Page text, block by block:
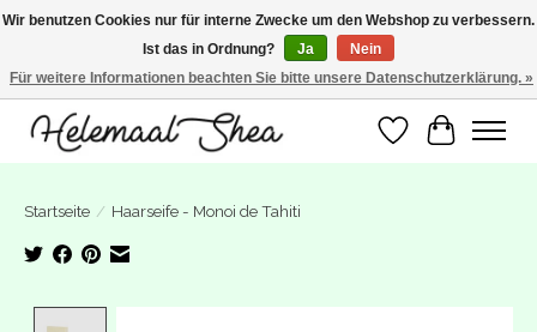
SUMMER BREAK! Wij zijn gesloten van 27 juli t/m 16 augustus. Bestellen is nog
wel mogelijk. Alle bestellingen worden vanaf 17 augustus in behandeling
genomen.
Wunschzettel
Ihr
Startseite / Haarseife - Monoi de Tahiti
Wir benutzen Cookies nur für interne Zwecke um den Webshop zu verbessern.
Ist das in Ordnung?
Ja
Nein
Für weitere Informationen beachten Sie bitte unsere Datenschutzerklärung. »